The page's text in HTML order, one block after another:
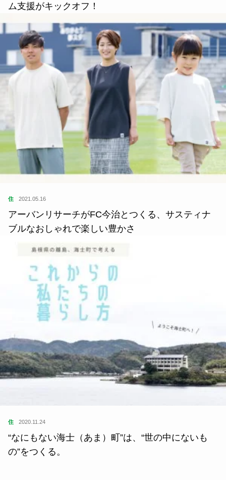
ム支援がキックオフ！
住 2021.05.16
アーバンリサーチがFC今治とつくる、サスティナ
ブルなおしゃれで楽しい豊かさ
住 2020.11.24
“なにもない海士（あま）町”は、“世の中にないも
の”をつくる。